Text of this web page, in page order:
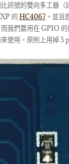
訊號的雙向多工器
的HC4067 。並且
我們要用在 GPIO
使用。原則上用掉 5